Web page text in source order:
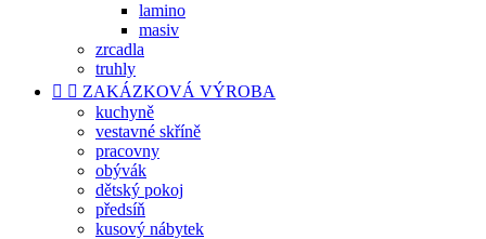
lamino
masiv
zrcadla
truhly
  ZAKÁZKOVÁ VÝROBA
kuchyně
vestavné skříně
pracovny
obývák
dětský pokoj
předsíň
kusový nábytek